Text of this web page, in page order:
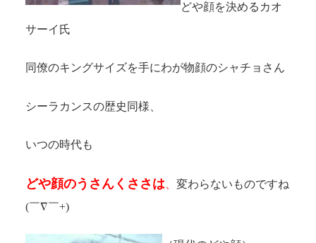
どや顔を決めるカオ
サーイ氏
同僚のキングサイズを手にわが物顔のシャチョさん
シーラカンスの歴史同様、
いつの時代も
どや顔のうさんくささは
変わらないものですね
(￣∇￣+)